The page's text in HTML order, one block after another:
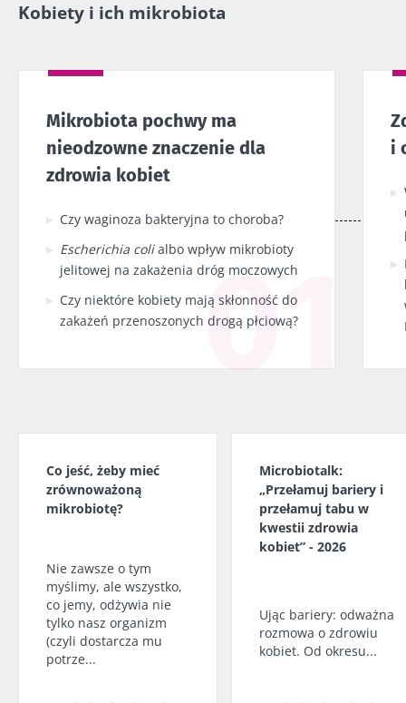
Kobiety i ich mikrobiota
Mikrobiota pochwy ma
nieodzowne znaczenie dla
zdrowia kobiet
Czy waginoza bakteryjna to choroba?
Escherichia colialbo wpływ mikrobioty
jelitowej na zakażenia dróg moczowych
Czy niektóre kobiety mają skłonność do
zakażeń przenoszonych drogą płciową?
i
Co jeść, żeby mieć
zrównoważoną
mikrobiotę?
Nie zawsze o tym
myślimy, ale wszystko,
co jemy, odżywia nie
tylko nasz organizm
(czyli dostarcza mu
potrze...
Microbiotalk:
„Przełamuj bariery i
przełamuj tabu w
kwestii zdrowia
kobiet” - 2026
Ując bariery: odważna
rozmowa o zdrowiu
kobiet. Od okresu...